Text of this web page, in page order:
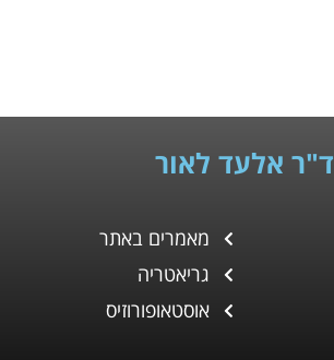
ד"ר אלעד לאור
מאמרים באתר
גריאטריה
אוסטאופורוזיס